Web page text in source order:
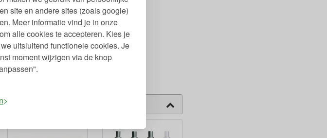
site en andere sites (zoals google)
Meer informatie vind je in onze
alle cookies te accepteren. Kies je
uitsluitend functionele cookies. Je
moment wijzigen via de knop
cologne